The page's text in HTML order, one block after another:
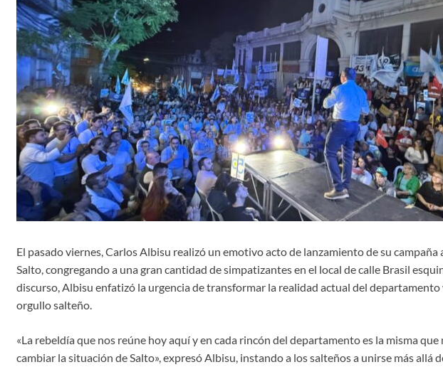
El pasado viernes, Carlos Albisu realizó un emotivo acto de lanzamiento de su campaña
Salto, congregando a una gran cantidad de simpatizantes en el local de calle Brasil
discurso, Albisu enfatizó la urgencia de transformar la realidad actual del departamento
orgullo salteño.
«La rebeldía que nos reúne hoy aquí y en cada rincón del departamento es la misma que
cambiar la situación de Salto», expresó Albisu, instando a los salteños a unirse más allá